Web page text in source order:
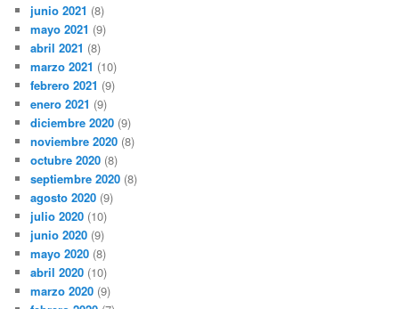
junio 2021 (8)
mayo 2021 (9)
abril 2021 (8)
marzo 2021 (10)
febrero 2021 (9)
enero 2021 (9)
diciembre 2020 (9)
noviembre 2020 (8)
octubre 2020 (8)
septiembre 2020 (8)
agosto 2020 (9)
julio 2020 (10)
junio 2020 (9)
mayo 2020 (8)
abril 2020 (10)
marzo 2020 (9)